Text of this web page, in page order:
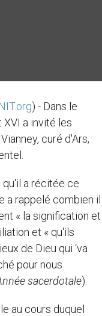
) - Dans le
a invité les
curé d'Ars,
qu'il a récitée ce
a rappelé combien il
« la signification et
et « qu'ils
de Dieu qui ‘va
pour nous
sacerdotale).
au cours duquel